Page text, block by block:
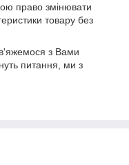
право змінювати
товару без
з Вами
питання, ми з